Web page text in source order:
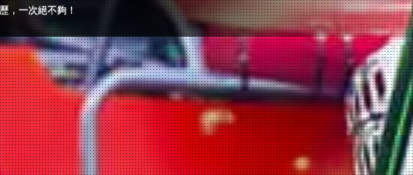
，一次絕不夠！